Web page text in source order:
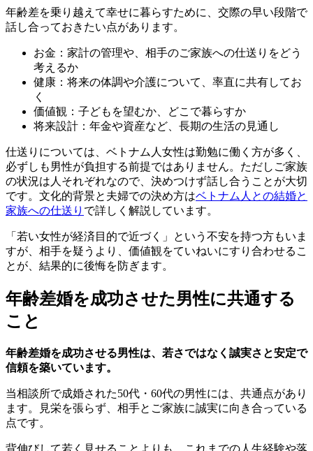
年齢差を乗り越えて幸せに暮らすために、交際の早い段階で
話し合っておきたい点があります。
お金：家計の管理や、相手のご家族への仕送りをどう
考えるか
健康：将来の体調や介護について、率直に共有してお
く
価値観：子どもを望むか、どこで暮らすか
将来設計：年金や資産など、長期の生活の見通し
仕送りについては、ベトナム人女性は勤勉に働く方が多く、
必ずしも男性が負担する前提ではありません。ただしご家族
の状況は人それぞれなので、決めつけず話し合うことが大切
です。文化的背景と夫婦での決め方はベトナム人との結婚と
家族への仕送り で詳しく解説しています。
「若い女性が経済目的で近づく」という不安を持つ方もいま
すが、相手を疑うより、価値観をていねいにすり合わせるこ
とが、結果的に後悔を防ぎます。
年齢差婚を成功させた男性に共通する
こと
年齢差婚を成功させる男性は、若さではなく誠実さと安定で
信頼を築いています。
当相談所で成婚された50代・60代の男性には、共通点があり
ます。見栄を張らず、相手とご家族に誠実に向き合っている
点です。
背伸びして若く見せることよりも、これまでの人生経験や落